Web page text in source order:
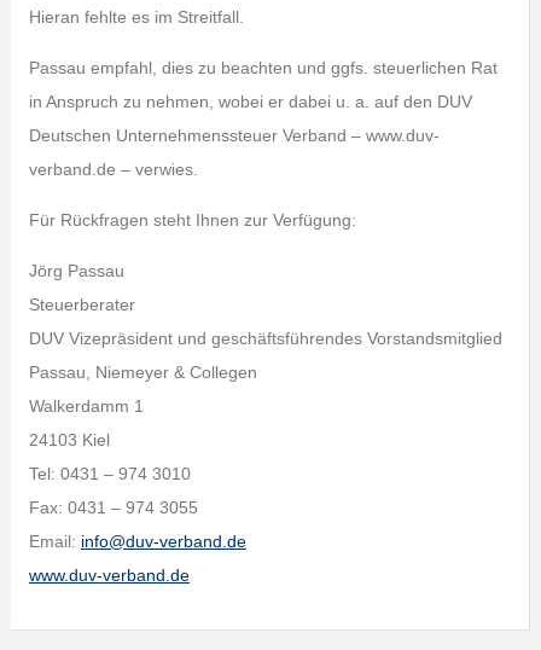
Hieran fehlte es im Streitfall.
Passau empfahl, dies zu beachten und ggfs. steuerlichen Rat
in Anspruch zu nehmen, wobei er dabei u. a. auf den DUV
Deutschen Unternehmenssteuer Verband – www.duv-
verband.de – verwies.
Für Rückfragen steht Ihnen zur Verfügung:
Jörg Passau
Steuerberater
DUV Vizepräsident und geschäftsführendes Vorstandsmitglied
Passau, Niemeyer & Collegen
Walkerdamm 1
24103 Kiel
Tel: 0431 – 974 3010
Fax: 0431 – 974 3055
Email: info@duv-verband.de
www.duv-verband.de